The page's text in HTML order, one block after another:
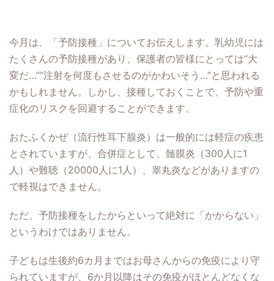
今月は、「予防接種」についてお伝えします。乳幼児には
たくさんの予防接種があり、保護者の皆様にとっては“大
変だ…”“注射を何度もさせるのがかわいそう…”と思われる
かもしれません。しかし、接種しておくことで、予防や重
症化のリスクを回避することができます。
おたふくかぜ（流行性耳下腺炎）は一般的には軽症の疾患
とされていますが、合併症として、髄膜炎（300人に1
人）や難聴（20000人に1人）、睾丸炎などがありますの
で軽視はできません。
ただ、予防接種をしたからといって絶対に「かからない」
というわけではありません。
子どもは生後約6カ月まではお母さんからの免疫により守
られていますが、6か月以降はその免疫がほとんどなくな